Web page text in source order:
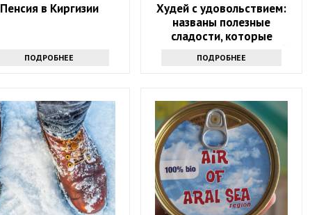
Пенсия в Киргизии
ПОДРОБНЕЕ
Худей с удовольствием:
названы полезные
сладости, которые
помогут скинуть лишний
вес
ПОДРОБНЕЕ